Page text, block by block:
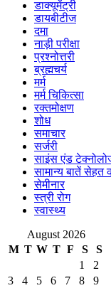
डाक्यूमेंट्री
डायबीटीज
दमा
नाड़ी परीक्षा
प्रश्नोत्तरी
ब्रह्मचर्य
मर्म
मर्म चिकित्सा
रक्तमोक्षण
शोध
समाचार
सर्जरी
साइंस एंड
सामान्य बातें सेहत
सेमीनार
स्त्री रोग
स्वास्थ्य
August 2026
M T W T F S
S
1
2
3
4 5 6 7 8
9